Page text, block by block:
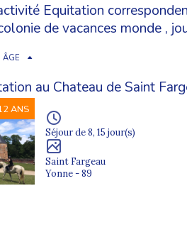
Equitation
de vacances monde ,
ÂGE
au Chateau de Saint
ANS
Séjour de 8, 15 jour(s)
Saint Fargeau
Yonne - 89